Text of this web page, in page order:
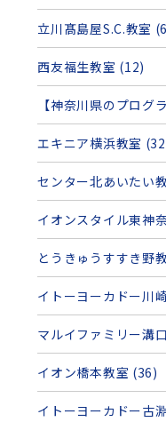
立川髙島屋S.C.教室
西友福生教室 (12)
【神奈川県のプログ
エキニア横浜教室
センター北あいたい
イオンスタイル東神
とうきゅうすすき野
イトーヨーカドー川
マルイファミリー溝
イオン橋本教室 (36)
イトーヨーカドー古